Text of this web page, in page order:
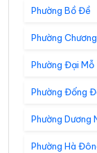
Phường Bồ Đề
Phường
Phường Đại Mỗ
Phường Đống
Phường Dương
Phường Hà